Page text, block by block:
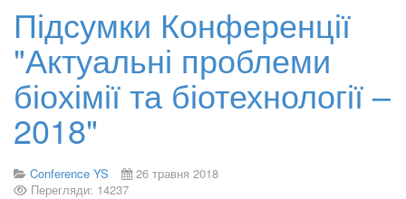
Підсумки Конференції
"Актуальні проблеми
біохімії та біотехнології –
2018"
Conference YS
26 травня 2018
Перегляди: 14237